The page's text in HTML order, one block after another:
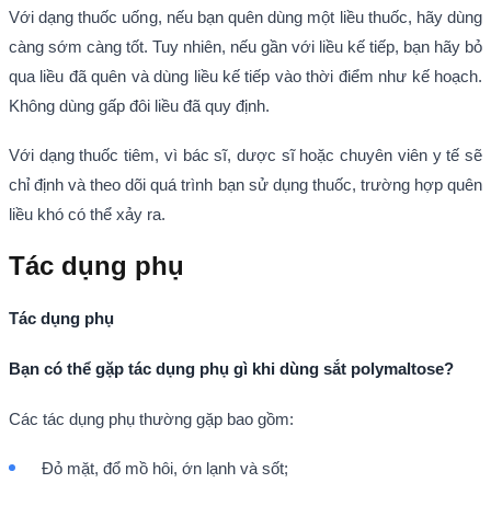
Với dạng thuốc uống, nếu bạn quên dùng một liều thuốc, hãy dùng
càng sớm càng tốt. Tuy nhiên, nếu gần với liều kế tiếp, bạn hãy bỏ
qua liều đã quên và dùng liều kế tiếp vào thời điểm như kế hoạch.
Không dùng gấp đôi liều đã quy định.
Với dạng thuốc tiêm, vì bác sĩ, dược sĩ hoặc chuyên viên y tế sẽ
chỉ định và theo dõi quá trình bạn sử dụng thuốc, trường hợp quên
liều khó có thể xảy ra.
Tác dụng phụ
Tác dụng phụ
Bạn có thể gặp tác dụng phụ gì khi dùng sắt polymaltose?
Các tác dụng phụ thường gặp bao gồm:
Đỏ mặt, đổ mồ hôi, ớn lạnh và sốt;